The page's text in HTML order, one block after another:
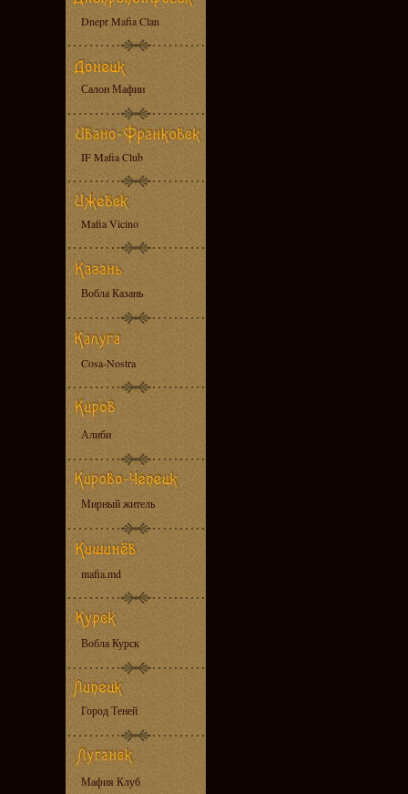
Dnepr Mafia Clan
Салон Мафии
IF Mafia Club
Mafia Vicino
Вобла Казань
Cosa-Nostra
Алиби
Мирный житель
mafia.md
Вобла Курск
Город Теней
Мафия Клуб